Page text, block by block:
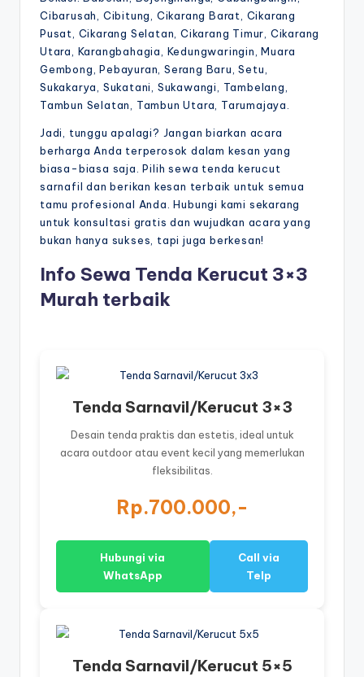
Cibarusah, Cibitung, Cikarang Barat, Cikarang
Pusat, Cikarang Selatan, Cikarang Timur, Cikarang
Utara, Karangbahagia, Kedungwaringin, Muara
Gembong, Pebayuran, Serang Baru, Setu,
Sukakarya, Sukatani, Sukawangi, Tambelang,
Tambun Selatan, Tambun Utara, Tarumajaya.
Jadi, tunggu apalagi? Jangan biarkan acara
berharga Anda terperosok dalam kesan yang
biasa-biasa saja. Pilih sewa tenda kerucut
sarnafil dan berikan kesan terbaik untuk semua
tamu profesional Anda. Hubungi kami sekarang
untuk konsultasi gratis dan wujudkan acara yang
bukan hanya sukses, tapi juga berkesan!
Info Sewa Tenda Kerucut 3×3
Murah terbaik
Tenda Sarnavil/Kerucut 3×3
Desain tenda praktis dan estetis, ideal untuk
acara outdoor atau event kecil yang memerlukan
fleksibilitas.
Rp.700.000,-
Hubungi via
WhatsApp
Call via
Telp
Tenda Sarnavil/Kerucut 5×5